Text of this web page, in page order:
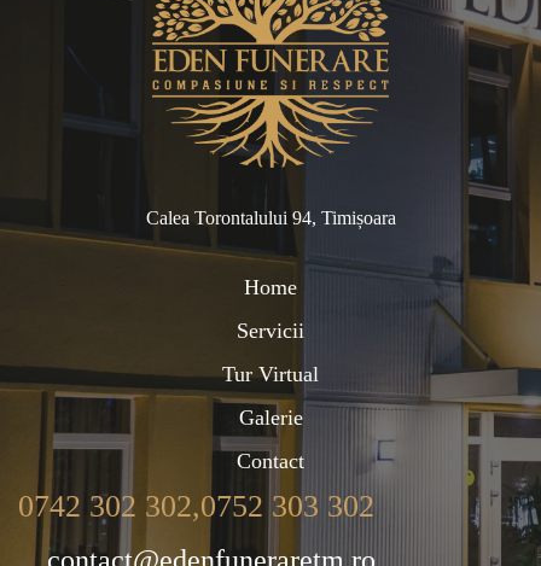
Calea Torontalului 94, Timișoara
Home
Servicii
Tur Virtual
Galerie
Contact
0742 302 302,0752 303 302
contact@edenfuneraretm.ro